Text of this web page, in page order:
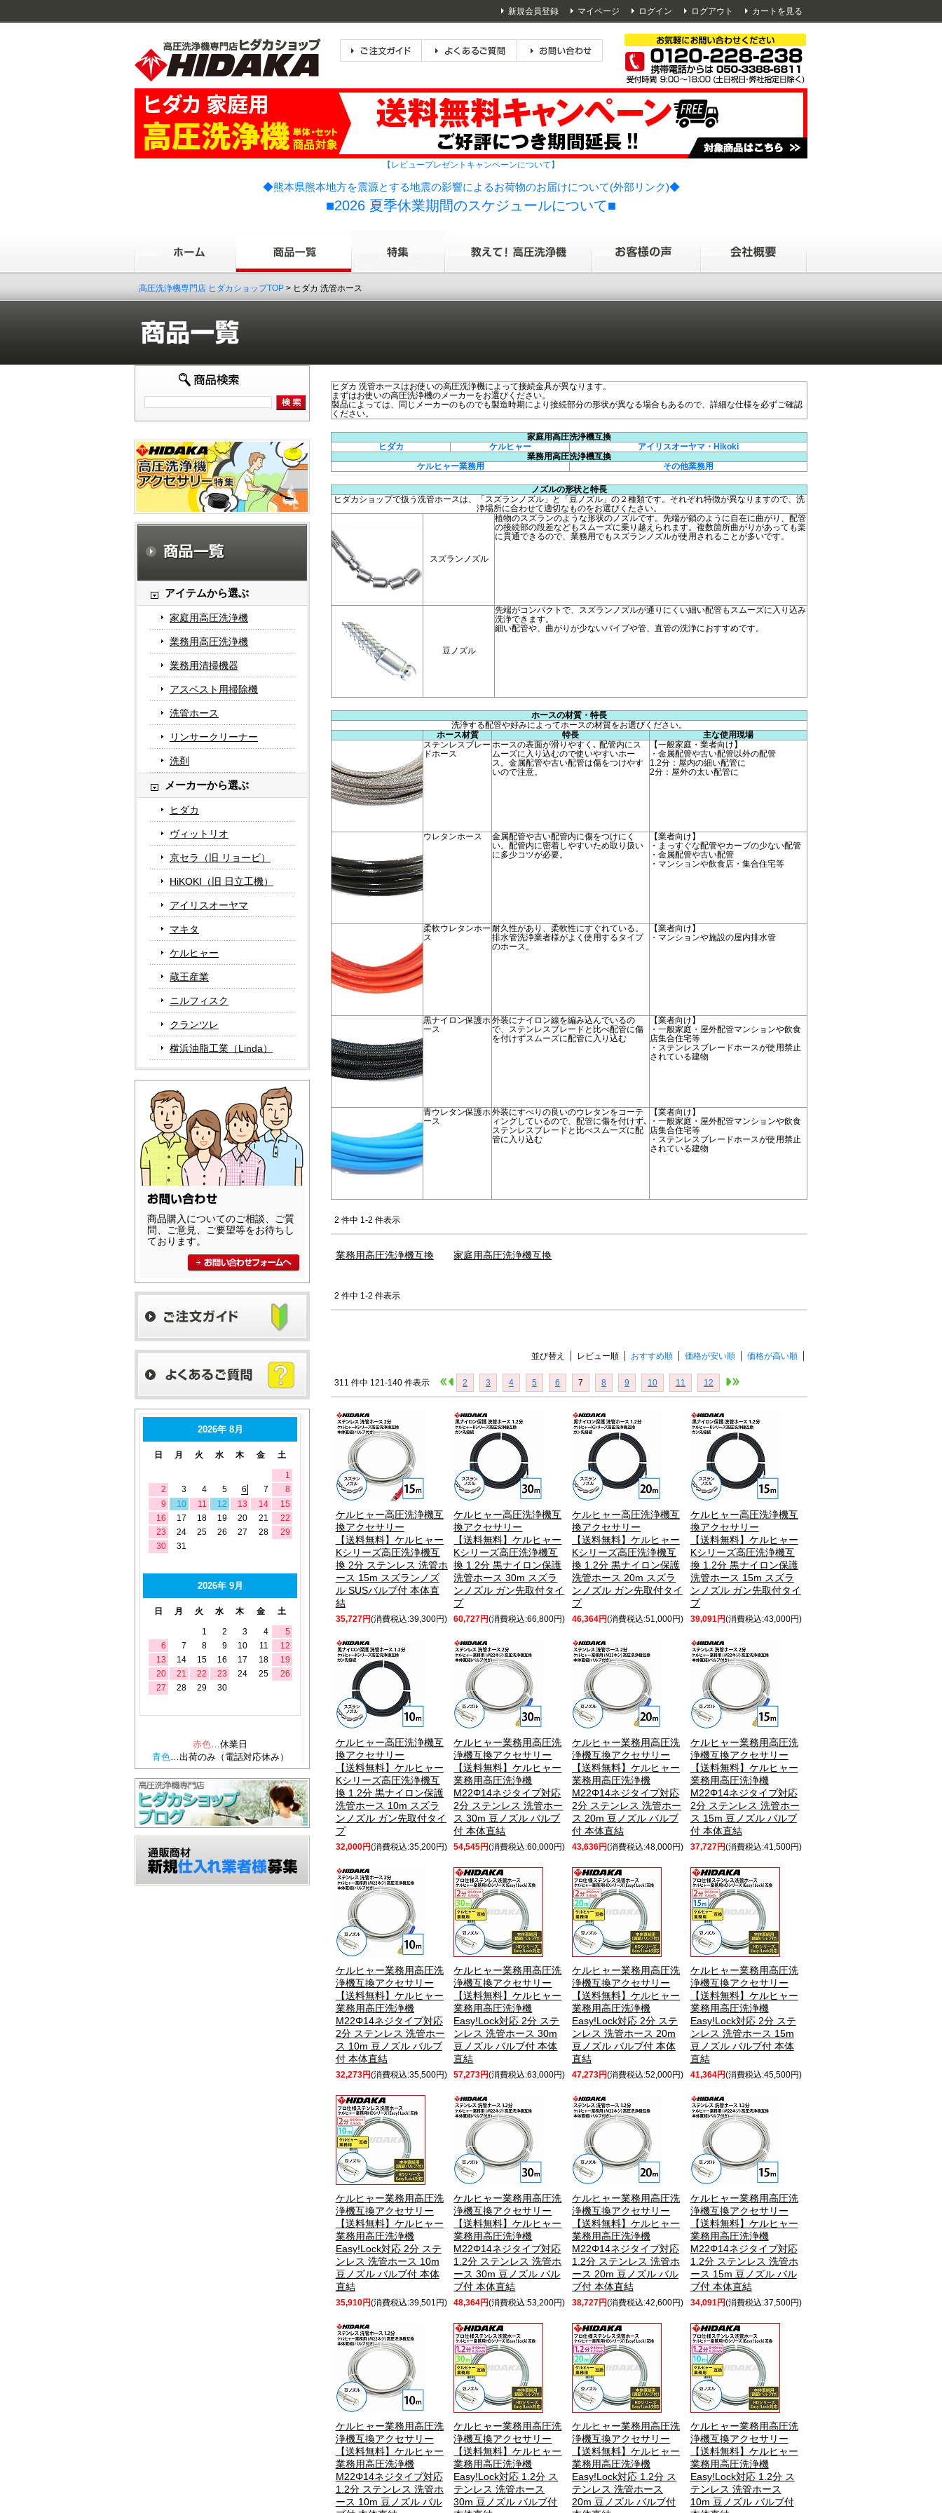
新規会員登録 マイページ ログイン ログアウト カートを見る
【レビュープレゼントキャンペーンについて】
◆熊本県熊本地方を震源とする地震の影響によるお荷物のお届けについて(外部リンク)◆
■2026 夏季休業期間のスケジュールについて■
高圧洗浄機専門店 ヒダカショップTOP > ヒダカ 洗管ホース
アイテムから選ぶ
家庭用高圧洗浄機
業務用高圧洗浄機
業務用清掃機器
アスベスト用掃除機
洗管ホース
リンサークリーナー
洗剤
メーカーから選ぶ
ヒダカ
ヴィットリオ
京セラ（旧 リョービ）
HiKOKI（旧 日立工機）
アイリスオーヤマ
マキタ
ケルヒャー
蔵王産業
ニルフィスク
クランツレ
横浜油脂工業（Linda）
商品購入についてのご相談、ご質
問、ご意見、ご要望等をお待ちし
ております。
ヒダカ 洗管ホースはお使いの高圧洗浄機によって接続金具が異なります。
まずはお使いの高圧洗浄機のメーカーをお選びください。
製品によっては、同じメーカーのものでも製造時期により接続部分の形状が異なる場合もあるので、詳細な仕様を必ずご確認
ください。
家庭用高圧洗浄機互換
ヒダカ
ケルヒャー
アイリスオーヤマ・Hikoki
業務用高圧洗浄機互換
ケルヒャー業務用
その他業務用
ノズルの形状と特長
ヒダカショップで扱う洗管ホースは、「スズランノズル」と「豆ノズル」の２種類です。それぞれ特徴が異なりますので、洗
浄場所に合わせて適切なものをお選びくたさい。
スズランノズル
植物のスズランのような形状のノズルです。先端が鎖のように自在に曲がり、配管
の接続部の段差などもスムーズに乗り越えられます。複数箇所曲がりがあっても楽
に貫通できるので、業務用でもスズランノズルが使用されることが多いです。
豆ノズル
先端がコンパクトで、スズランノズルが通りにくい細い配管もスムーズに入り込み
洗浄できます。
細い配管や、曲がりが少ないパイプや管、直管の洗浄におすすめです。
ホースの材質・特長
洗浄する配管や好みによってホースの材質をお選びください。
ホース材質
特長
主な使用現場
ステンレスブレー
ドホース
ホースの表面が滑りやすく､ 配管内にス
ムーズに入り込むので使いやすいホー
ス。金属配管や古い配管は傷をつけやす
いので注意。
【一般家庭・業者向け】
・金属配管や古い配管以外の配管
1.2分：屋内の細い配管に
2分：屋外の太い配管に
ウレタンホース
金属配管や古い配管内に傷をつけにく
い。配管内に密着しやすいため取り扱い
に多少コツが必要。
【業者向け】
・まっすぐな配管やカーブの少ない配管
・金属配管や古い配管
・マンションや飲食店・集合住宅等
柔軟ウレタンホー
ス
耐久性があり、柔軟性にすぐれている。
排水管洗浄業者様がよく使用するタイプ
のホース。
【業者向け】
・マンションや施設の屋内排水管
黒ナイロン保護ホ
ース
外装にナイロン線を編み込んでいるの
で、ステンレスブレードと比べ配管に傷
を付けずスムーズに配管に入り込む
【業者向け】
・一般家庭・屋外配管マンションや飲食
店集合住宅等
・ステンレスブレードホースが使用禁止
されている建物
青ウレタン保護ホ
ース
外装にすべりの良いのウレタンをコーテ
ィングしているので、配管に傷を付けず､
ステンレスブレードと比べスムーズに配
管に入り込む
【業者向け】
・一般家庭・屋外配管マンションや飲食
店集合住宅等
・ステンレスブレードホースが使用禁止
されている建物
2 件中 1-2 件表示
業務用高圧洗浄機互換 家庭用高圧洗浄機互換
2 件中 1-2 件表示
並び替え レビュー順 おすすめ順 価格が安い順 価格が高い順
311 件中 121-140 件表示 2 3 4 5 6 7 8 9 10 11 12
ケルヒャー高圧洗浄機互
換アクセサリー
【送料無料】ケルヒャー
Kシリーズ高圧洗浄機互
換 2分 ステンレス 洗管ホ
ース 15m スズランノズ
ル SUSバルブ付 本体直
結
35,727円(消費税込:39,300円)
ケルヒャー高圧洗浄機互
換アクセサリー
【送料無料】ケルヒャー
Kシリーズ高圧洗浄機互
換 1.2分 黒ナイロン保護
洗管ホース 30m スズラ
ンノズル ガン先取付タイ
プ
60,727円(消費税込:66,800円)
ケルヒャー高圧洗浄機互
換アクセサリー
【送料無料】ケルヒャー
Kシリーズ高圧洗浄機互
換 1.2分 黒ナイロン保護
洗管ホース 20m スズラ
ンノズル ガン先取付タイ
プ
46,364円(消費税込:51,000円)
ケルヒャー高圧洗浄機互
換アクセサリー
【送料無料】ケルヒャー
Kシリーズ高圧洗浄機互
換 1.2分 黒ナイロン保護
洗管ホース 15m スズラ
ンノズル ガン先取付タイ
プ
39,091円(消費税込:43,000円)
ケルヒャー高圧洗浄機互
換アクセサリー
【送料無料】ケルヒャー
Kシリーズ高圧洗浄機互
換 1.2分 黒ナイロン保護
洗管ホース 10m スズラ
ンノズル ガン先取付タイ
プ
32,000円(消費税込:35,200円)
ケルヒャー業務用高圧洗
浄機互換アクセサリー
【送料無料】ケルヒャー
業務用高圧洗浄機
M22Φ14ネジタイプ対応
2分 ステンレス 洗管ホー
ス 30m 豆ノズル バルブ
付 本体直結
54,545円(消費税込:60,000円)
ケルヒャー業務用高圧洗
浄機互換アクセサリー
【送料無料】ケルヒャー
業務用高圧洗浄機
M22Φ14ネジタイプ対応
2分 ステンレス 洗管ホー
ス 20m 豆ノズル バルブ
付 本体直結
43,636円(消費税込:48,000円)
ケルヒャー業務用高圧洗
浄機互換アクセサリー
【送料無料】ケルヒャー
業務用高圧洗浄機
M22Φ14ネジタイプ対応
2分 ステンレス 洗管ホー
ス 15m 豆ノズル バルブ
付 本体直結
37,727円(消費税込:41,500円)
ケルヒャー業務用高圧洗
浄機互換アクセサリー
【送料無料】ケルヒャー
業務用高圧洗浄機
M22Φ14ネジタイプ対応
2分 ステンレス 洗管ホー
ス 10m 豆ノズル バルブ
付 本体直結
32,273円(消費税込:35,500円)
ケルヒャー業務用高圧洗
浄機互換アクセサリー
【送料無料】ケルヒャー
業務用高圧洗浄機
Easy!Lock対応 2分 ステ
ンレス 洗管ホース 30m
豆ノズル バルブ付 本体
直結
57,273円(消費税込:63,000円)
ケルヒャー業務用高圧洗
浄機互換アクセサリー
【送料無料】ケルヒャー
業務用高圧洗浄機
Easy!Lock対応 2分 ステ
ンレス 洗管ホース 20m
豆ノズル バルブ付 本体
直結
47,273円(消費税込:52,000円)
ケルヒャー業務用高圧洗
浄機互換アクセサリー
【送料無料】ケルヒャー
業務用高圧洗浄機
Easy!Lock対応 2分 ステ
ンレス 洗管ホース 15m
豆ノズル バルブ付 本体
直結
41,364円(消費税込:45,500円)
ケルヒャー業務用高圧洗
浄機互換アクセサリー
【送料無料】ケルヒャー
業務用高圧洗浄機
Easy!Lock対応 2分 ステ
ンレス 洗管ホース 10m
豆ノズル バルブ付 本体
直結
35,910円(消費税込:39,501円)
ケルヒャー業務用高圧洗
浄機互換アクセサリー
【送料無料】ケルヒャー
業務用高圧洗浄機
M22Φ14ネジタイプ対応
1.2分 ステンレス 洗管ホ
ース 30m 豆ノズル バル
ブ付 本体直結
48,364円(消費税込:53,200円)
ケルヒャー業務用高圧洗
浄機互換アクセサリー
【送料無料】ケルヒャー
業務用高圧洗浄機
M22Φ14ネジタイプ対応
1.2分 ステンレス 洗管ホ
ース 20m 豆ノズル バル
ブ付 本体直結
38,727円(消費税込:42,600円)
ケルヒャー業務用高圧洗
浄機互換アクセサリー
【送料無料】ケルヒャー
業務用高圧洗浄機
M22Φ14ネジタイプ対応
1.2分 ステンレス 洗管ホ
ース 15m 豆ノズル バル
ブ付 本体直結
34,091円(消費税込:37,500円)
ケルヒャー業務用高圧洗
浄機互換アクセサリー
【送料無料】ケルヒャー
業務用高圧洗浄機
M22Φ14ネジタイプ対応
1.2分 ステンレス 洗管ホ
ース 10m 豆ノズル バル
ケルヒャー業務用高圧洗
浄機互換アクセサリー
【送料無料】ケルヒャー
業務用高圧洗浄機
Easy!Lock対応 1.2分 ス
テンレス 洗管ホース
30m 豆ノズル バルブ付
ケルヒャー業務用高圧洗
浄機互換アクセサリー
【送料無料】ケルヒャー
業務用高圧洗浄機
Easy!Lock対応 1.2分 ス
テンレス 洗管ホース
20m 豆ノズル バルブ付
ケルヒャー業務用高圧洗
浄機互換アクセサリー
【送料無料】ケルヒャー
業務用高圧洗浄機
Easy!Lock対応 1.2分 ス
テンレス 洗管ホース
10m 豆ノズル バルブ付